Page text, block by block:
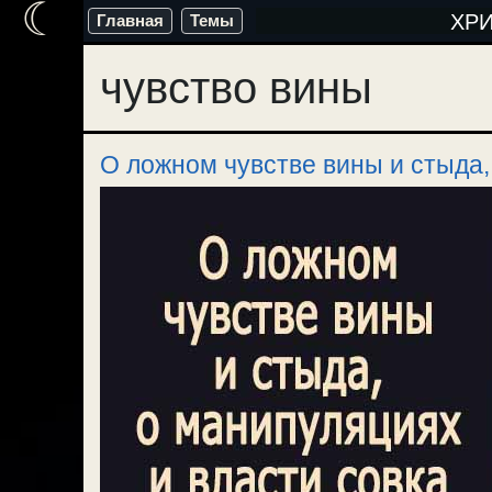
Перейти
содержимому
Главная Темы
чувство вины
О ложном чувстве вины и
☾